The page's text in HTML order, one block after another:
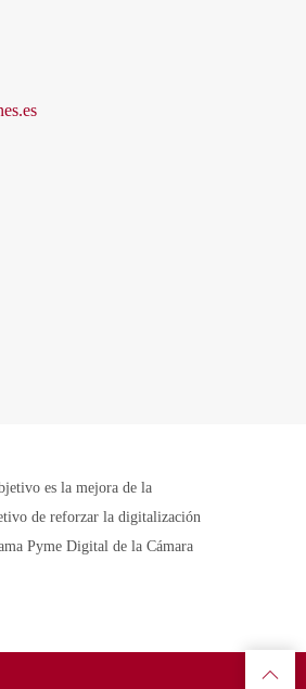
es la mejora de la
de reforzar la digitalización
Pyme Digital de la Cámara